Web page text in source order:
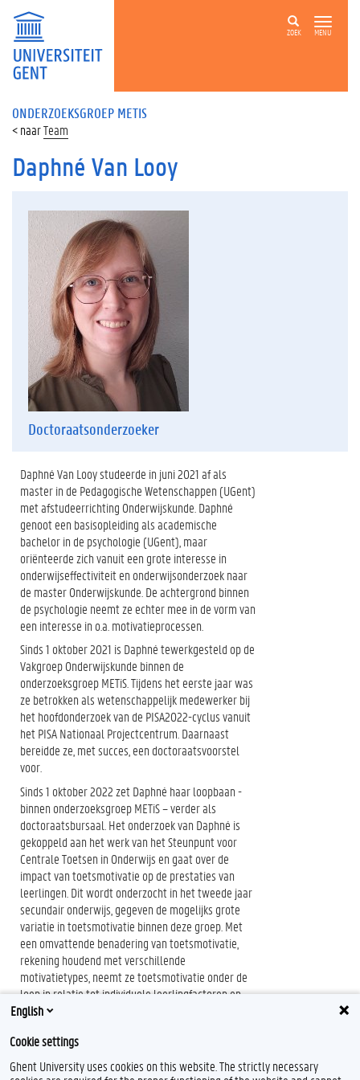
ZOEK MENU
ONDERZOEKSGROEP METIS
Team
Daphné Van Looy
Doctoraatsonderzoeker
Daphné Van Looy studeerde in juni 2021 af als
master in de Pedagogische Wetenschappen (UGent)
met afstudeerrichting Onderwijskunde. Daphné
genoot een basisopleiding als academische
bachelor in de psychologie (UGent), maar
oriënteerde zich vanuit een grote interesse in
onderwijseffectiviteit en onderwijsonderzoek naar
de master Onderwijskunde. De achtergrond binnen
de psychologie neemt ze echter mee in de vorm van
een interesse in o.a. motivatieprocessen.
Sinds 1 oktober 2021 is Daphné tewerkgesteld op de
Vakgroep Onderwijskunde binnen de
onderzoeksgroep METiS. Tijdens het eerste jaar was
ze betrokken als wetenschappelijk medewerker bij
het hoofdonderzoek van de PISA2022-cyclus vanuit
het PISA Nationaal Projectcentrum. Daarnaast
bereidde ze, met succes, een doctoraatsvoorstel
voor.
Sinds 1 oktober 2022 zet Daphné haar loopbaan -
binnen onderzoeksgroep METiS – verder als
doctoraatsbursaal. Het onderzoek van Daphné is
gekoppeld aan het werk van het Steunpunt voor
Centrale Toetsen in Onderwijs en gaat over de
impact van toetsmotivatie op de prestaties van
leerlingen. Dit wordt onderzocht in het tweede jaar
secundair onderwijs, gegeven de mogelijks grote
variatie in toetsmotivatie binnen deze groep. Met
een omvattende benadering van toetsmotivatie,
rekening houdend met verschillende
motivatietypes, neemt ze toetsmotivatie onder de
loep in relatie tot individuele leerlingfactoren en
contextuele framing.
English
Cookie settings
Ghent University uses cookies on this website. The strictly necessary